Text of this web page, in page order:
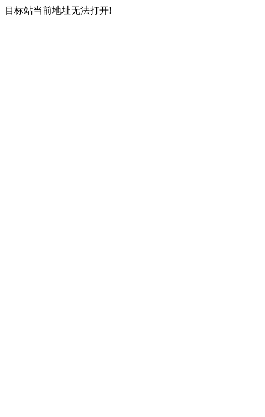
目标站当前地址无法打开!